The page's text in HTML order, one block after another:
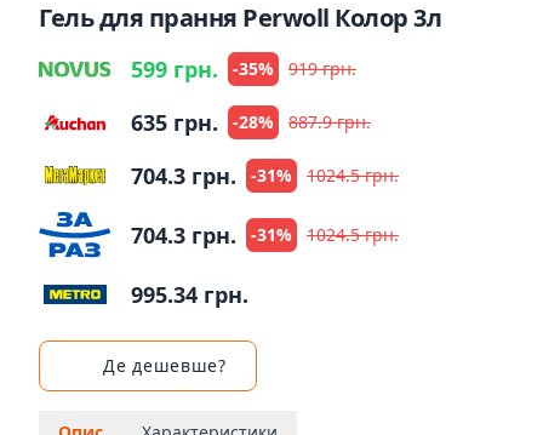
Гель для прання Perwoll Колор 3л
599 грн. -35% 919 грн.
635 грн. -28% 887.9 грн.
704.3 грн. -31% 1024.5 грн.
704.3 грн. -31% 1024.5 грн.
995.34 грн.
Де дешевше?